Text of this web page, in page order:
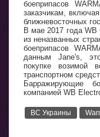
боеприпасов
заказчикам,
ближневосточных
В мае 2017 года
из неназванных
боеприпасов
данным Jane's,
покупке возимой
транспортном
Барражирующие
компанией WB
ВС Украины